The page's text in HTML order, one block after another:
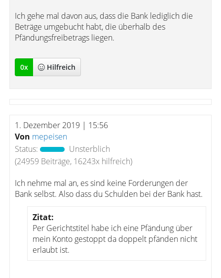
Ich gehe mal davon aus, dass die Bank lediglich die
Beträge umgebucht habt, die überhalb des
Pfändungsfreibetrags liegen.
0x Hilfreich
1. Dezember 2019 | 15:56
Von mepeisen
Status:
Unsterblich
(24959 Beiträge, 16243x hilfreich)
Ich nehme mal an, es sind keine Forderungen der
Bank selbst. Also dass du Schulden bei der Bank hast.
Zitat:
Per Gerichtstitel habe ich eine Pfändung über
mein Konto gestoppt da doppelt pfänden nicht
erlaubt ist.